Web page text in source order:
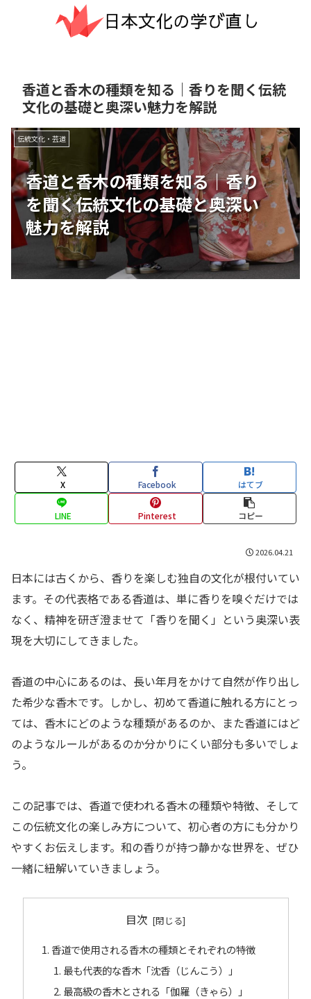
香道と香木の種類を知る｜香りを聞く伝統
文化の基礎と奥深い魅力を解説
香道と香木の種類を知る｜香り
を聞く伝統文化の基礎と奥深い
魅力を解説
伝統文化・芸道
X Facebook はてブ
LINE Pinterest コピー
2026.04.21
日本には古くから、香りを楽しむ独自の文化が根付いてい
ます。その代表格である香道は、単に香りを嗅ぐだけでは
なく、精神を研ぎ澄ませて「香りを聞く」という奥深い表
現を大切にしてきました。
香道の中心にあるのは、長い年月をかけて自然が作り出し
た希少な香木です。しかし、初めて香道に触れる方にとっ
ては、香木にどのような種類があるのか、また香道にはど
のようなルールがあるのか分かりにくい部分も多いでしょ
う。
この記事では、香道で使われる香木の種類や特徴、そして
この伝統文化の楽しみ方について、初心者の方にも分かり
やすくお伝えします。和の香りが持つ静かな世界を、ぜひ
一緒に紐解いていきましょう。
目次
香道で使用される香木の種類とそれぞれの特徴
最も代表的な香木「沈香（じんこう）」
最高級の香木とされる「伽羅（きゃら）」